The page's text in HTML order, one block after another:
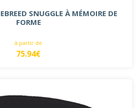
SNUGGLE À MÉMOIRE DE
FORME
à partir de
75.94€